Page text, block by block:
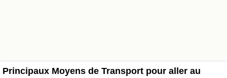
Principaux Moyens de Transport pour aller au